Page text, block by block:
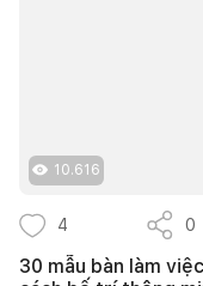
10.616
4 0
30 mẫu bàn làm